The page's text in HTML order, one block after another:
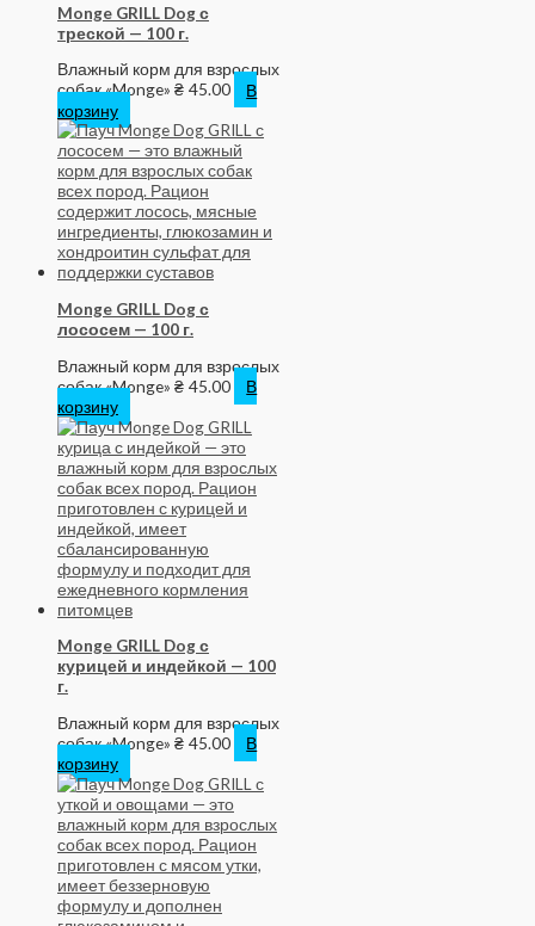
Monge GRILL Dog с
треской — 100 г.
Влажный корм для взрослых
собак «Monge» ₴ 45.00
В
корзину
Monge GRILL Dog с
лососем — 100 г.
Влажный корм для взрослых
собак «Monge» ₴ 45.00
В
корзину
Monge GRILL Dog с
курицей и индейкой — 100
г.
Влажный корм для взрослых
собак «Monge» ₴ 45.00
В
корзину